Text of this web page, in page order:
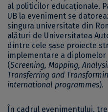
al politicilor educaționale.
UB la eveniment se
singura universitate din
alături de Universitatea
dintre cele șase proiecte
implementare a diplomelor
(Screening, Mapping,
Transferring and
international programmes).
În cadrul evenimentului,